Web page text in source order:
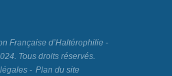
Française d’Haltérophilie -
Tous droits réservés.
Plan du site